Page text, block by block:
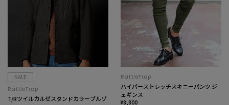
SALE
RattleTrap
T/Rツイルカルゼスタンドカラーブルゾ
RattleTrap
ハイパーストレッチスキニーパンツ ジ
ェギンス
¥8,800